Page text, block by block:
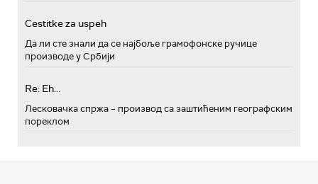
Cestitke za uspeh
Да ли сте знали да се најбоље грамофонске ручице
производе у Србији
Re: Eh...
Лесковачка спржа – производ са заштићеним географским
пореклом